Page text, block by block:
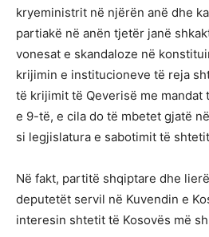
kryeministrit në njërën anë dhe
partiakë në anën tjetër janë
vonesat e skandaloze në
krijimin e institucioneve të reja
të krijimit të Qeverisë me mandat
e 9-të, e cila do të mbetet gjatë
si legjislatura e sabotimit të
Në fakt, partitë shqiptare dhe
deputetët servil në Kuvendin e
interesin shtetit të Kosovës më